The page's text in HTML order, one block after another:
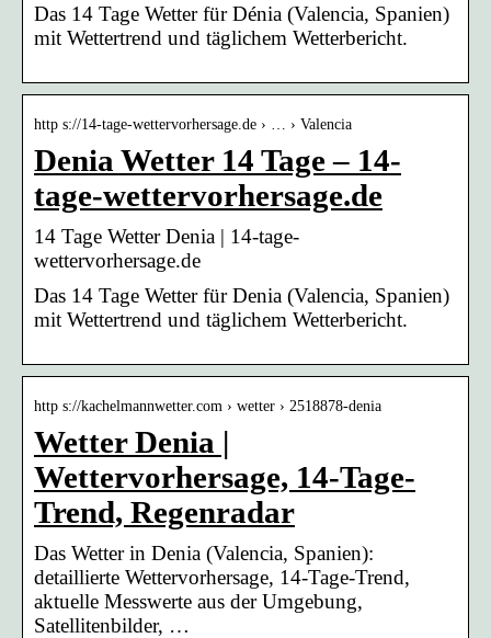
Das 14 Tage Wetter für Dénia (Valencia, Spanien)
mit Wettertrend und täglichem Wetterbericht.
http s://14-tage-wettervorhersage.de › … › Valencia
Denia Wetter 14 Tage – 14-
tage-wettervorhersage.de
14 Tage Wetter Denia | 14-tage-
wettervorhersage.de
Das 14 Tage Wetter für Denia (Valencia, Spanien)
mit Wettertrend und täglichem Wetterbericht.
http s://kachelmannwetter.com › wetter › 2518878-denia
Wetter Denia |
Wettervorhersage, 14-Tage-
Trend, Regenradar
Das Wetter in Denia (Valencia, Spanien):
detaillierte Wettervorhersage, 14-Tage-Trend,
aktuelle Messwerte aus der Umgebung,
Satellitenbilder, …